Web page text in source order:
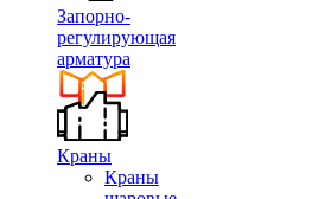
Запорно-
регулирующая
арматура
Краны
Краны